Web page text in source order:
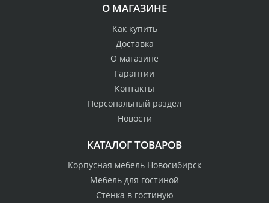
О МАГАЗИНЕ
Как купить
Доставка
О магазине
Гарантии
Контакты
Персональный раздел
Новости
КАТАЛОГ ТОВАРОВ
Корпусная мебель Новосибирск
Мебель для гостиной
Стенка в гостиную